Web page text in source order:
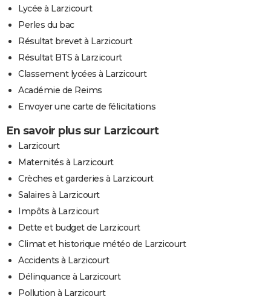
Lycée à Larzicourt
Perles du bac
Résultat brevet à Larzicourt
Résultat BTS à Larzicourt
Classement lycées à Larzicourt
Académie de Reims
Envoyer une carte de félicitations
En savoir plus sur Larzicourt
Larzicourt
Maternités à Larzicourt
Crèches et garderies à Larzicourt
Salaires à Larzicourt
Impôts à Larzicourt
Dette et budget de Larzicourt
Climat et historique météo de Larzicourt
Accidents à Larzicourt
Délinquance à Larzicourt
Pollution à Larzicourt